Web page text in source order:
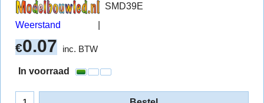
Weerstand
SMD39E
€0.07 inc. BTW
In voorraad